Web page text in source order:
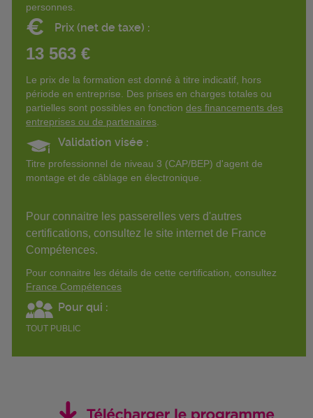
personnes.
€ Prix (net de taxe) :
13 563 €
Le prix de la formation est donné à titre indicatif, hors
période en entreprise. Des prises en charges totales ou
partielles sont possibles en fonction des financements des
entreprises ou de partenaires
Validation visée :
Titre professionnel de niveau 3 (CAP/BEP) d'agent de
montage et de câblage en électronique.
Pour connaitre les passerelles vers d'autres
certifications, consultez le site internet de France
Compétences.
Pour connaitre les détails de cette certification, consultez
France Compétences
Pour qui :
TOUT PUBLIC